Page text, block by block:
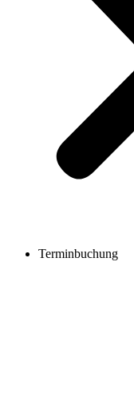
Terminbuchung